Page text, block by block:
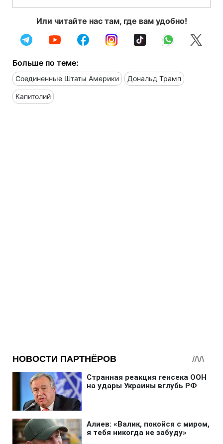
Или читайте нас там, где вам удобно!
Больше по теме:
Соединенные Штаты Америки Дональд Трамп
Капитолий